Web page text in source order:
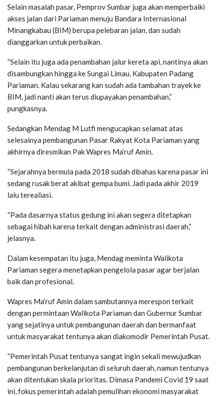
Selain masalah pasar, Pemprov Sumbar juga akan memperbaiki
akses jalan dari Pariaman menuju Bandara Internasional
Minangkabau (BIM) berupa pelebaran jalan, dan sudah
dianggarkan untuk perbaikan.
“Selain itu juga ada penambahan jalur kereta api, nantinya akan
disambungkan hingga ke Sungai Limau, Kabupaten Padang
Pariaman. Kalau sekarang kan sudah ada tambahan trayek ke
BIM, jadi nanti akan terus diupayakan penambahan,”
pungkasnya.
Sedangkan Mendag M Lutfi mengucapkan selamat atas
selesainya pembangunan Pasar Rakyat Kota Pariaman yang
akhirnya diresmikan Pak Wapres Ma’ruf Amin.
“Sejarahnya bermula pada 2018 sudah dibahas karena pasar ini
sedang rusak berat akibat gempa bumi. Jadi pada akhir 2019
lalu terealiasi.
“Pada dasarnya status gedung ini akan segera ditetapkan
sebagai hibah karena terkait dengan administrasi daerah,”
jelasnya.
Dalam kesempatan itu juga, Mendag meminta Walikota
Pariaman segera menetapkan pengelola pasar agar berjalan
baik dan profesional.
Wapres Ma’ruf Amin dalam sambutannya merespon terkait
dengan permintaan Walikota Pariaman dan Gubernur Sumbar
yang sejatinya untuk pembangunan daerah dan bermanfaat
untuk masyarakat tentunya akan diakomodir Pemerintah Pusat.
“Pemerintah Pusat tentunya sangat ingin sekali mewujudkan
pembangunan berkelanjutan di seluruh daerah, namun tentunya
akan ditentukan skala prioritas. Dimasa Pandemi Covid 19 saat
ini, fokus pemerintah adalah pemulihan ekonomi masyarakat